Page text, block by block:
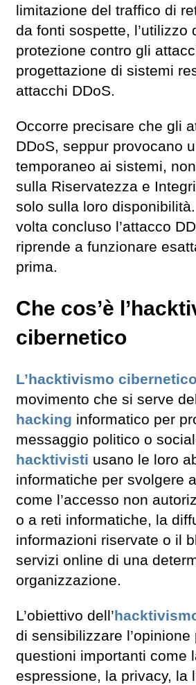
limitazione del traffico di
da fonti sospette, l’utilizzo
protezione contro gli
progettazione di sistemi
attacchi DDoS.
Occorre precisare che gli
DDoS, seppur provocano
temporaneo ai sistemi,
sulla Riservatezza e
solo sulla loro
volta concluso l’attacco
riprende a funzionare
prima.
Che cos’è
cibernetico
L’hacktivismo cibernetico
movimento che si serve
hacking informatico per
messaggio politico o
hacktivisti usano le loro
informatiche per svolgere
come l’accesso non
o a reti informatiche, la
informazioni riservate o il
servizi online di una
organizzazione.
L’obiettivo dell’
di sensibilizzare l’opinione
questioni importanti come
espressione, la privacy, la